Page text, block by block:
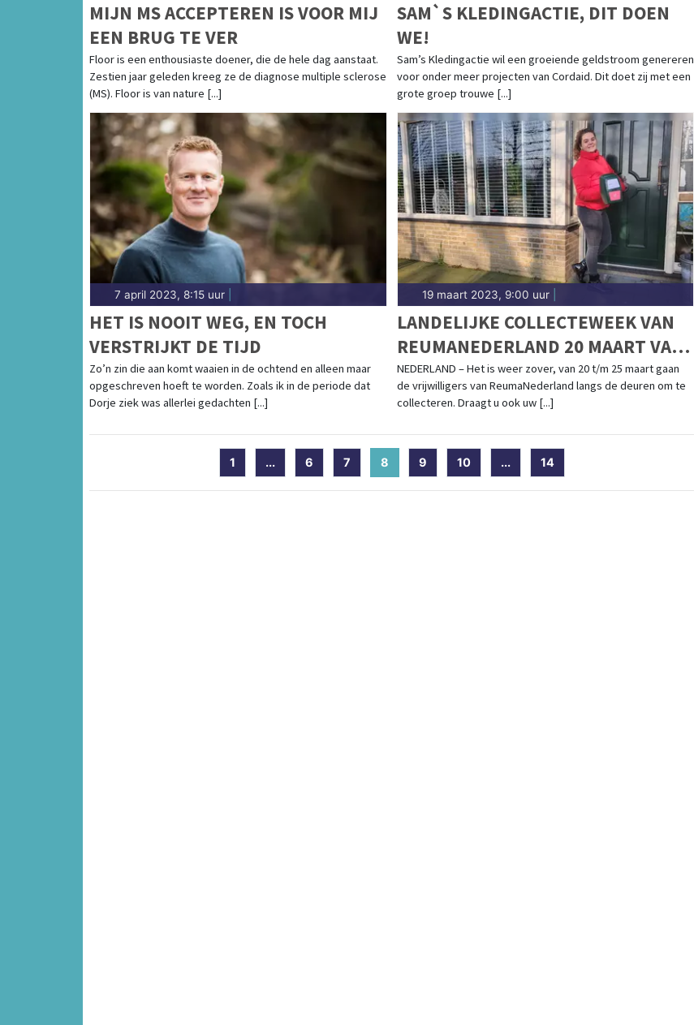
MIJN MS ACCEPTEREN IS VOOR MIJ
EEN BRUG TE VER
Floor is een enthousiaste doener, die de hele dag aanstaat.
Zestien jaar geleden kreeg ze de diagnose multiple sclerose
(MS). Floor is van nature [...]
SAM`S KLEDINGACTIE, DIT DOEN
WE!
Sam’s Kledingactie wil een groeiende geldstroom genereren
voor onder meer projecten van Cordaid. Dit doet zij met een
grote groep trouwe [...]
7 april 2023, 8:15 uur
HET IS NOOIT WEG, EN TOCH
VERSTRIJKT DE TIJD
Zo’n zin die aan komt waaien in de ochtend en alleen maar
opgeschreven hoeft te worden. Zoals ik in de periode dat
Dorje ziek was allerlei gedachten [...]
19 maart 2023, 9:00 uur|
LANDELIJKE COLLECTEWEEK VAN
REUMANEDERLAND 20 MAART VAN
START
NEDERLAND – Het is weer zover, van 20 t/m 25 maart gaan
de vrijwilligers van ReumaNederland langs de deuren om te
collecteren. Draagt u ook uw [...]
1 ... 6 7 8 (current)
9 10 ... 14